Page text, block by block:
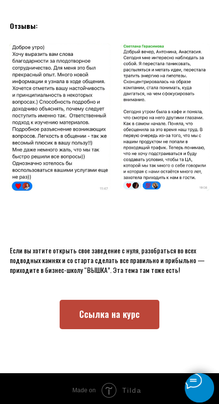
Отзывы:
Если вы хотите открыть свое заведение с нуля, разобраться во всех
подводных камнях и со старта сделать все правильно и прибыльно —
приходите в бизнес-школу “ВЫШКА”. Эта тема там тоже есть!
Ссылка на курс
Made on Tilda